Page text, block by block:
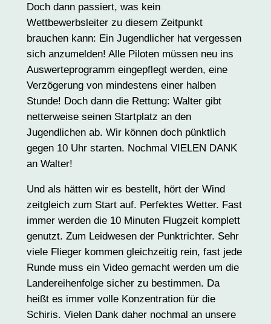
Doch dann passiert, was kein
Wettbewerbsleiter zu diesem Zeitpunkt
brauchen kann: Ein Jugendlicher hat vergessen
sich anzumelden! Alle Piloten müssen neu ins
Auswerteprogramm eingepflegt werden, eine
Verzögerung von mindestens einer halben
Stunde! Doch dann die Rettung: Walter gibt
netterweise seinen Startplatz an den
Jugendlichen ab. Wir können doch pünktlich
gegen 10 Uhr starten. Nochmal VIELEN DANK
an Walter!
Und als hätten wir es bestellt, hört der Wind
zeitgleich zum Start auf. Perfektes Wetter. Fast
immer werden die 10 Minuten Flugzeit komplett
genutzt. Zum Leidwesen der Punktrichter. Sehr
viele Flieger kommen gleichzeitig rein, fast jede
Runde muss ein Video gemacht werden um die
Landereihenfolge sicher zu bestimmen. Da
heißt es immer volle Konzentration für die
Schiris. Vielen Dank daher nochmal an unsere